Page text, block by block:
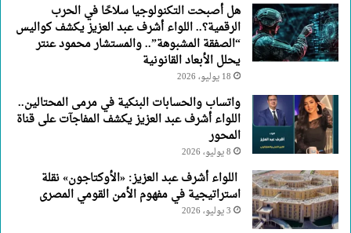
هل أصبحت التكنولوجيا سلاحًا في الحرب
الرقمية؟.. اللواء أشرف عبد العزيز يكشف كواليس
“الصفقة المشبوهة”.. والمستشار محمود عنتر
يحلل الأبعاد القانونية
18 يوليو، 2026
واتساب والحسابات البنكية في مرمى المحتالين..
اللواء أشرف عبد العزيز يكشف المفاجآت على قناة
المحور
8 يوليو، 2026
اللواء أشرف عبد العزيز: «الأوكتاجون» نقلة
استراتيجية في مفهوم الأمن القومي المصرى
3 يوليو، 2026